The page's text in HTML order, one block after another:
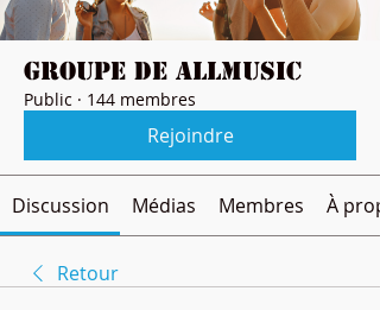
Groupe de Allmusic
Public · 144 membres
Rejoindre
Discussion Médias Membres À
Retour